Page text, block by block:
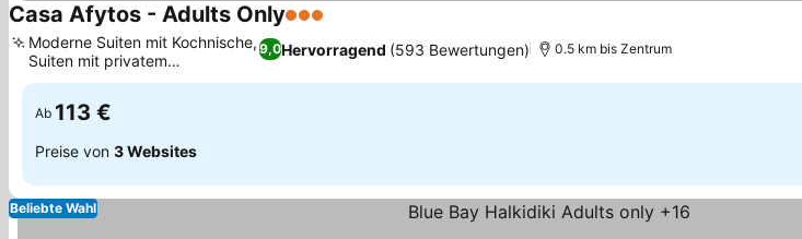
Casa Afytos - Adults Only3 Sterne
9,0Hervorragend (593 Bewertungen)
Moderne Suiten mit Kochnische,
Suiten mit privatem
Tauchbecken
0.5 km bis Zentrum
Ab 113 €
Preise von 3 Websites
Beliebte Wahl